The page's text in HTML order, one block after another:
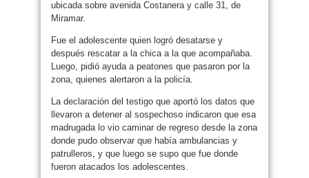
ubicada sobre avenida Costanera y calle 31, de
Miramar.
Fue el adolescente quien logró desatarse y
después rescatar a la chica a la que acompañaba.
Luego, pidió ayuda a peatones que pasaron por la
zona, quienes alertaron a la policía.
La declaración del testigo que aportó los datos que
llevaron a detener al sospechoso indicaron que esa
madrugada lo vio caminar de regreso desde la zona
donde pudo observar que había ambulancias y
patrulleros, y que luego se supo que fue donde
fueron atacados los adolescentes.